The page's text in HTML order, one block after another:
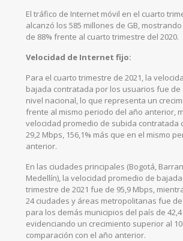
El tráfico de Internet móvil en el cuarto
alcanzó los 585 millones de GB,
de 88% frente al cuarto trimestre del 2020.
Velocidad de Internet fijo:
Para el cuarto trimestre de 2021, la
bajada contratada por los usuarios fue de
nivel nacional, lo que representa un
frente al mismo periodo del año anterior,
velocidad promedio de subida contratada
29,2 Mbps, 156,1% más que en el mismo
anterior.
En las ciudades principales (Bogotá,
Medellín), la velocidad promedio de
trimestre de 2021 fue de 95,9 Mbps,
24 ciudades y áreas metropolitanas fue de
para los demás municipios del país de
evidenciando un crecimiento superior al
comparación con el año anterior.